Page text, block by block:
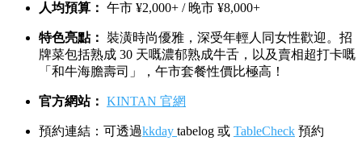
人均預算： 午市 ¥2,000+ / 晚市 ¥8,000+
特色亮點：
裝潢時尚優雅，深受年輕人同女性歡迎。招
牌菜包括熟成 30 天嘅濃郁熟成牛舌，以及賣相超打卡嘅
「和牛海膽壽司」，午市套餐性價比極高！
官方網站： KINTAN 官網
預約連結：可透過kkday tabelog 或 TableCheck 預約